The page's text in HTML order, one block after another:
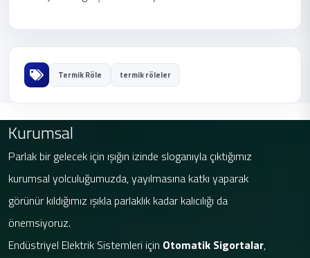
Termik Röle termik röleler
Kurumsal
Parlak bir gelecek için ışığın izinde sloganıyla çıktığımız
kurumsal yolculuğumuzda, yayılmasına katkı yaparak
görünür kıldığımız ışıkla parlaklık kadar kalıcılığı da
önemsiyoruz.
Endüstriyel Elektrik Sistemleri için Otomatik Sigortalar,